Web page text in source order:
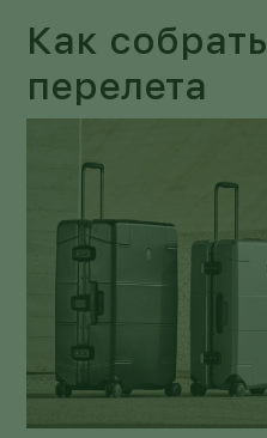
Как
перелета